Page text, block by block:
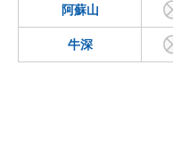
阿蘇山
牛深